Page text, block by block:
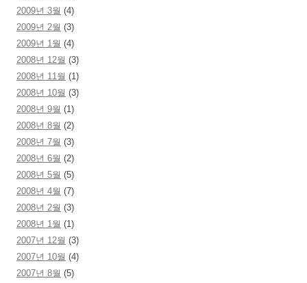
2009년 3월 (4)
2009년 2월 (3)
2009년 1월 (4)
2008년 12월 (3)
2008년 11월 (1)
2008년 10월 (3)
2008년 9월 (1)
2008년 8월 (2)
2008년 7월 (3)
2008년 6월 (2)
2008년 5월 (5)
2008년 4월 (7)
2008년 2월 (3)
2008년 1월 (1)
2007년 12월 (3)
2007년 10월 (4)
2007년 8월 (5)